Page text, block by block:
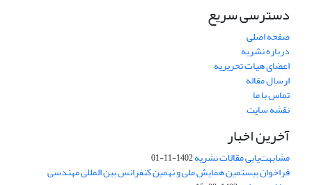
دسترسی سریع
صفحه اصلی
درباره نشریه
اعضای هیات تحریریه
ارسال مقاله
تماس با ما
نقشه سایت
آخرین اخبار
مشابهت‌یابی مقالات نشریه1402-11-01
فراخوان بیستمین همایش ملی و نهمین کنفرانس بین المللی مهندسی